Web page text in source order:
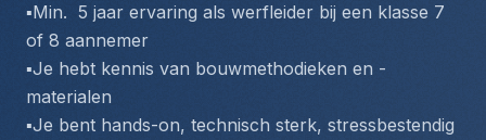
▪️Min.  5 jaar ervaring als werfleider bij een klasse 7
of 8 aannemer
▪️Je hebt kennis van bouwmethodieken en -
materialen
▪️Je bent hands-on, technisch sterk, stressbestendig